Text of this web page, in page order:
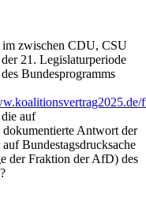
im zwischen CDU, CSU
21. Legislaturperiode
Bundesprogramms
auf
dokumentierte Antwort der
Bundestagsdrucksache
der Fraktion der AfD) des